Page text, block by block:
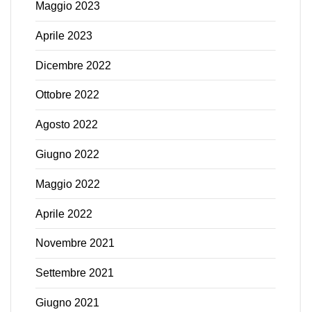
Maggio 2023
Aprile 2023
Dicembre 2022
Ottobre 2022
Agosto 2022
Giugno 2022
Maggio 2022
Aprile 2022
Novembre 2021
Settembre 2021
Giugno 2021